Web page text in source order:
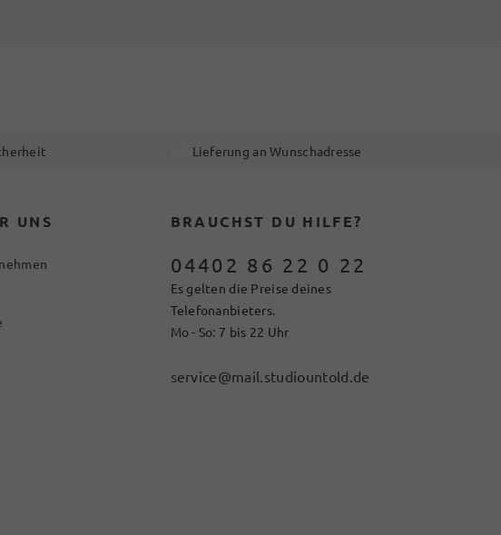
Lieferung an Wunschadresse
UNS BRAUCHST DU HILFE?
04402 86 22 0 22
Es gelten die Preise deines
Telefonanbieters.
Mo - So: 7 bis 22 Uhr
service@mail.studiountold.de